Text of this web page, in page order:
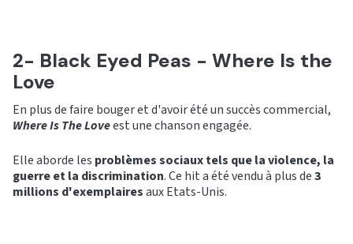
2- Black Eyed Peas - Where Is the
Love
En plus de faire bouger et d'avoir été un succès commercial,
Where Is The Loveest une chanson engagée.
Elle aborde les problèmes sociaux tels que la violence, la
guerre et la discrimination. Ce hit a été vendu à plus de3
millions d'exemplairesaux Etats-Unis.